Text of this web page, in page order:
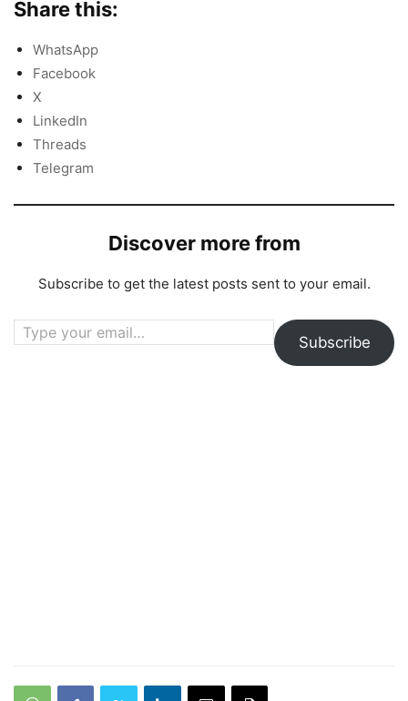
Share this:
WhatsApp
Facebook
X
LinkedIn
Threads
Telegram
Discover more from
Subscribe to get the latest posts sent to your email.
Type your email…
Subscribe